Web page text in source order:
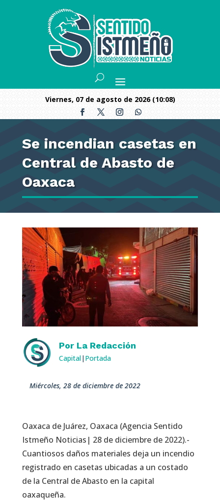
viernes, 07 de agosto de 2026 (10:08)
Se incendian casetas en
Central de Abasto de
Oaxaca
Por La Redacción
Capital| Portada
miércoles, 28 de diciembre de 2022
Oaxaca de Juárez, Oaxaca (Agencia Sentido
Istmeño Noticias| 28 de diciembre de 2022).-
Cuantiosos daños materiales deja un incendio
registrado en casetas ubicadas a un costado
de la Central de Abasto en la capital
oaxaqueña.